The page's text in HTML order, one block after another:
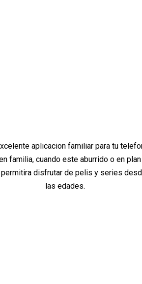
aplicacion familiar para tu
familia, cuando este aburrido o en
disfrutar de pelis y series
las edades.